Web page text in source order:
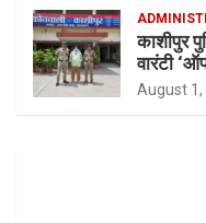
काशीपुर
वारंटी
August 1,